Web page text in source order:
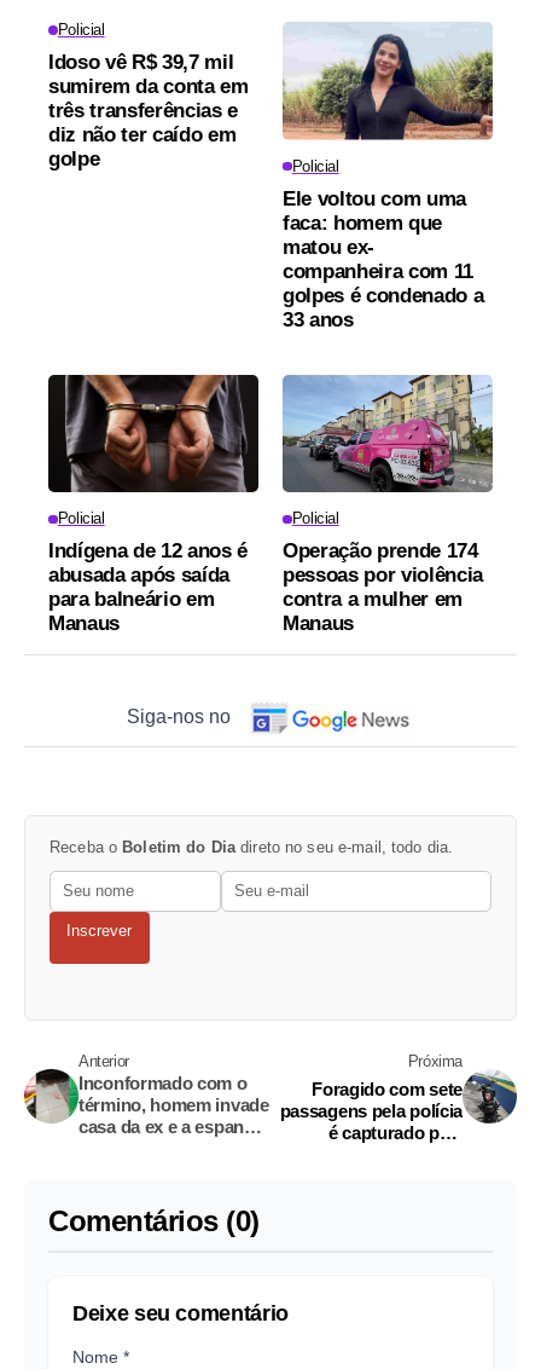
Policial
Idoso vê R$ 39,7 mil
sumirem da conta em
três transferências e
diz não ter caído em
golpe
Policial
Ele voltou com uma
faca: homem que
matou ex-
companheira com 11
golpes é condenado a
33 anos
Policial
Indígena de 12 anos é
abusada após saída
para balneário em
Manaus
Policial
Operação prende 174
pessoas por violência
contra a mulher em
Manaus
Siga-nos no
Receba o Boletim do Diadireto no seu e-mail, todo dia.
Inscrever
Anterior
Inconformado com o
término, homem invade
casa da ex e a espanca
Próxima
Foragido com sete
passagens pela polícia
é capturado pela
Comentários (0)
Deixe seu comentário
Nome *